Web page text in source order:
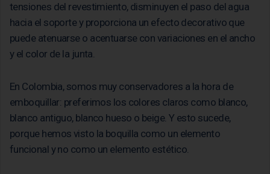
tensiones del revestimiento, disminuyen el paso del agua
hacia el soporte y proporciona un efecto decorativo que
puede atenuarse o acentuarse con variaciones en el ancho
y el color de la junta.
En Colombia, somos muy conservadores a la hora de
emboquillar: preferimos los colores claros como blanco,
blanco antiguo, blanco hueso o beige. Y esto sucede,
porque hemos visto la boquilla como un elemento
funcional y no como un elemento estético.